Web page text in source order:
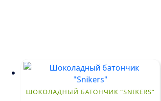
ШОКОЛАДНЫЙ БАТОНЧИК “SNIKERS”